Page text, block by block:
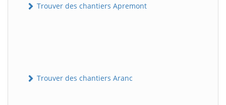
Trouver des chantiers Apremont
Trouver des chantiers Aranc